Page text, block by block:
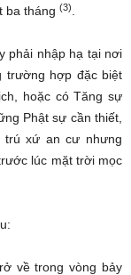
ba tháng (3)
phải nhập hạ tại nơi
trường hợp đặc biệt
hoặc có Tăng sự
Phật sự cần thiết,
trú xứ an cư nhưng
lúc mặt trời mọc
về trong vòng bảy